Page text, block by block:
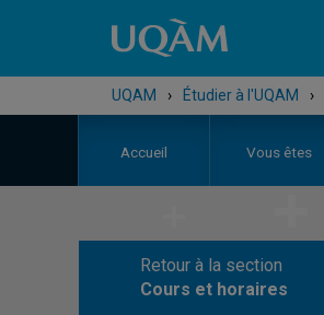
UQAM › Étudier à l'UQAM ›
Accueil Vous êtes
Retour à la section
Cours et horaires